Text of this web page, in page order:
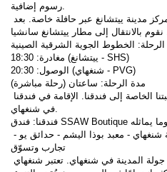
رسوم إضافية.
مغادرة: 18:30 (ييتشانغ - SHS)
الوصول: 20:30 (شنغهاي - PVG)
مدة الرحلة: ساعتان (رحلة مباشرة)
في شنغهاي.
تجارب وتسوّق